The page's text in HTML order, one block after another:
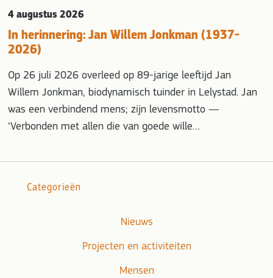
In herinnering: Jan Willem Jonkman (1937-
2026)
4 augustus 2026
Op 26 juli 2026 overleed op 89-jarige leeftijd Jan
Willem Jonkman, biodynamisch tuinder in Lelystad. Jan
was een verbindend mens; zijn levensmotto —
‘Verbonden met allen die van goede wille…
Categorieën
Nieuws
Projecten en activiteiten
Mensen